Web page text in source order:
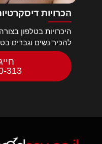
הכרויות
היכרויות בטלפון
להכיר נשים וגברים
313